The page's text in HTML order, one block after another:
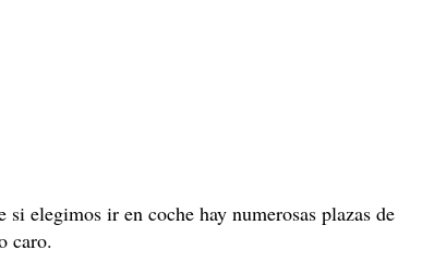
elegimos ir en coche hay numerosas plazas de
caro.